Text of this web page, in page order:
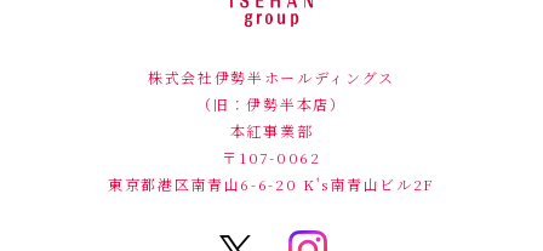
株式会社伊勢半ホールディングス
（旧：伊勢半本店）
本紅事業部
〒107-0062
東京都港区南青山6-6-20 K's南青山ビル2F